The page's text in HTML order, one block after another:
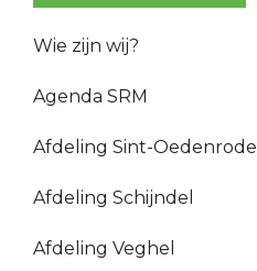
Wie zijn wij?
Bestuur en organisatie
Beleid
Geschiedenis
Agenda SRM
Afdeling Sint-Oedenrode
Afdeling Schijndel
Afdeling Veghel